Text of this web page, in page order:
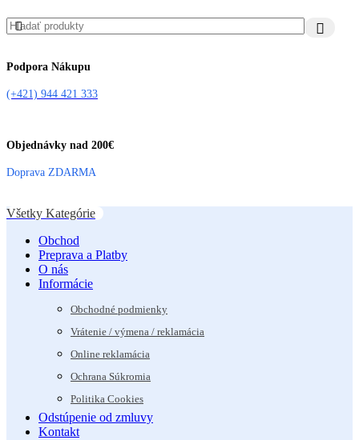
Podpora Nákupu
(+421) 944 421 333
Objednávky nad 200€
Doprava ZDARMA
Všetky Kategórie
Obchod
Preprava a Platby
O nás
Informácie
Obchodné podmienky
Vrátenie / výmena / reklamácia
Online reklamácia
Ochrana Súkromia
Politika Cookies
Odstúpenie od zmluvy
Kontakt